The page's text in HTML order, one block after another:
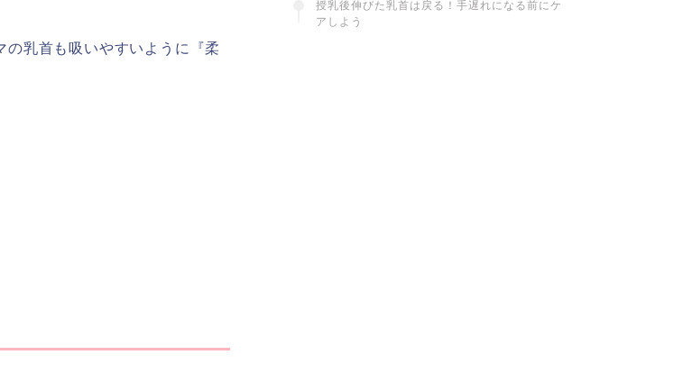
乳首も吸いやすいように『柔
授乳後伸びた乳首は戻る！手遅れになる前にケ
アしよう